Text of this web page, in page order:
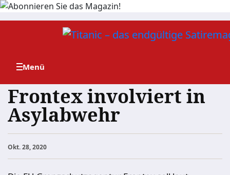
Zum
Frontex involviert in
Asylabwehr
Okt. 28, 2020